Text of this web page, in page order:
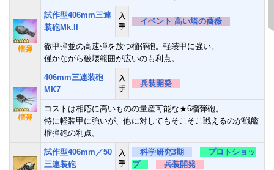
榴弾
試作型406mm三連
装砲Mk.II
入
手
イベント 高い塔の薔薇
徹甲弾並の高速弾を放つ榴弾砲。軽装甲に強い。
僅かながら破壊範囲が広いのも利点。
榴弾
406mm三連装砲
MK7
入
手
兵装開発
コストは相応に高いものの量産可能な★6榴弾砲。
特に軽装甲に強いが、他に対してもそこそこ戦えるのが戦艦
榴弾砲の利点。
試作型406mm／50
三連装砲
入
手
科学研究3期
プロトショッ
プ
兵装開発